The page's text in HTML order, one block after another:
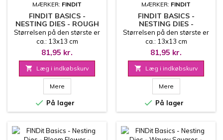
MÆRKER: FINDIT
FINDIT BASICS -
NESTING DIES - ROUGH
EDGE SQUARE -
FITBND018
Størrelsen på den største er
ca.: 13x13 cm
81,95 kr.
 Læg i indkøbskurv
Mere
 På lager
MÆRKER: FINDIT
FINDIT BASICS -
NESTING DIES -
STITCHED WAVY BLOOM
- FITBND017
Størrelsen på den største er
ca.: 13x13 cm
81,95 kr.
 Læg i indkøbskurv
Mere
 På lager